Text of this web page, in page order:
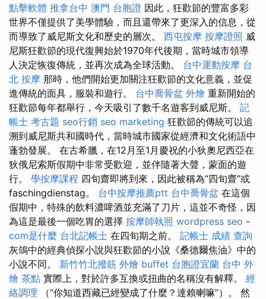
點擊軟體 推拿台中 澳門 台胞證 因此，狂歡節的豐富多彩
世界不僅提供了美學體驗，而且還帶來了更深入的信息，從
而導致了威尼斯文化和歷史的層次。 西屯按摩 按摩證照 威
尼斯狂歡節的現代復興始於1970年代後期，當時城市領導
人決定恢復傳統，並再次成為全球活動。 台中運動按摩 台
北 按摩 那時，他們開始更加關注狂歡節的文化意義，並促
進傳統的面具，服裝和遊行。 台中喬骨盆 外燴 重新開始的
狂歡節每年都舉行，今天吸引了數千名遊客到威尼斯。 記
帳士 考古題 seo行銷 seo marketing 狂歡節的傳統可以追
溯到威尼斯共和國時代，當時城市國家從經濟和文化術語中
蓬勃發展。 在古希臘，在12月至1月慶祝的小狄奧尼西亞在
狄俄尼索斯假期中非常受歡迎，並伴隨著大聲，蒙面的遊
行。 學按摩課程 四旬齋即將到來，因此被稱為“四旬齋”或
faschingdienstag。 台中按摩推薦ptt 台中喬骨盆 在這個
假期中，特殊的飲料濃啤酒並充滿了刀片，這並不奇怪，因
為這是最後一個吃胃的選擇 按摩師執照 wordpress seo -
com是什麼 台北記帳士 在四旬期之前。 記帳士 成績 查詢
灰鴿中的經典偵探小說與狂歡節的小說《桑德爾焦油》中的
小說不同。 新竹竹北撥筋 外燴 buffet 台胞證宜蘭 台中 外
燴 茶點 實際上，對於許多互換或扭曲的名稱沒有解釋。 經
絡調理 （“你知道西藏已經變成了什麼？達賴喇嘛”）。 然